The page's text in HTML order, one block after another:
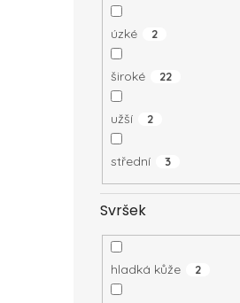
úzké 2
široké 22
užší 2
střední 3
Svršek
hladká kůže 2